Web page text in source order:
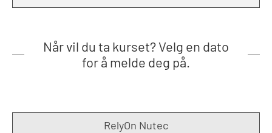
Når vil du ta kurset? Velg en dato
for å melde deg på.
RelyOn Nutec